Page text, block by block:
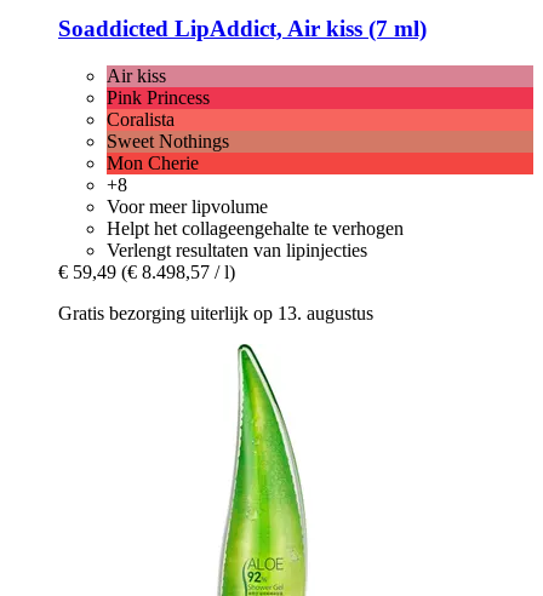
Soaddicted LipAddict, Air kiss (7 ml)
Air kiss
Pink Princess
Coralista
Sweet Nothings
Mon Cherie
+8
Voor meer lipvolume
Helpt het collageengehalte te verhogen
Verlengt resultaten van lipinjecties
€ 59,49 (€ 8.498,57 / l)
Gratis bezorging uiterlijk op 13. augustus